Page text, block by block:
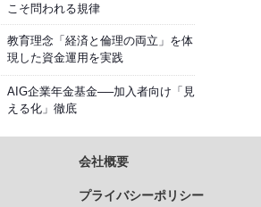
こそ問われる規律
教育理念「経済と倫理の両立」を体
現した資金運用を実践
AIG企業年金基金──加入者向け「見
える化」徹底
会社概要
プライバシーポリシー